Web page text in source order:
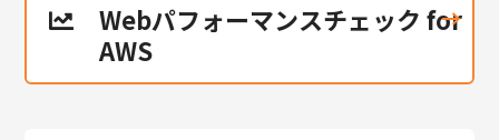
Webパフォーマンスチェック for
AWS